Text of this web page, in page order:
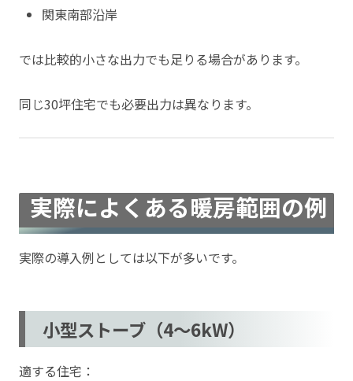
関東南部沿岸
では比較的小さな出力でも足りる場合があります。
同じ30坪住宅でも必要出力は異なります。
実際によくある暖房範囲の例
実際の導入例としては以下が多いです。
小型ストーブ（4〜6kW）
適する住宅：